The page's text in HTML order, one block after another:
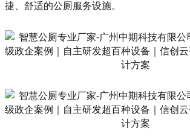
捷、舒适的公厕服务设施。